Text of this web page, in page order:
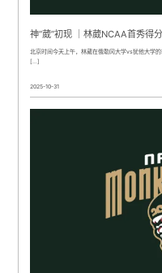
神“葳”初现 ｜林葳NCAA首秀得
北京时间今天上午，林葳在俄勒冈大学vs犹他大学
[…]
2025-10-31